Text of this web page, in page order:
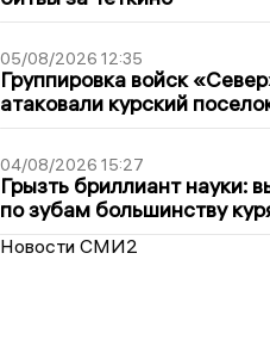
05/08/2026 12:35
Группировка войск
атаковали курский
04/08/2026 15:27
Грызть бриллиант науки:
по зубам большинству
Новости СМИ2